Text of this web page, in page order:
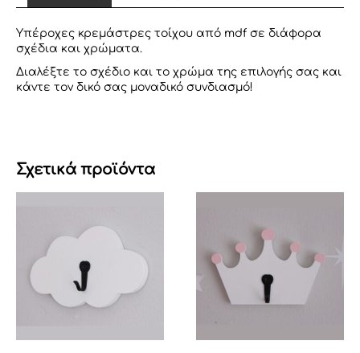
Υπέροχες κρεμάστρες τοίχου από mdf σε διάφορα
σχέδια και χρώματα.
Διαλέξτε το σχέδιο και το χρώμα της επιλογής σας και
κάντε τον δικό σας μοναδικό συνδιασμό!
Σχετικά προϊόντα